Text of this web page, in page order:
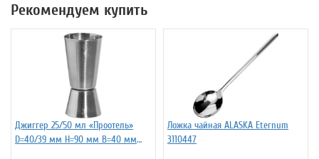
Рекомендуем купить
Джиггер 25/50 мл «Проотель»
D=40/39 мм H=90 мм B=40 мм
Ложка чайная ALASKA Eternum
3110447